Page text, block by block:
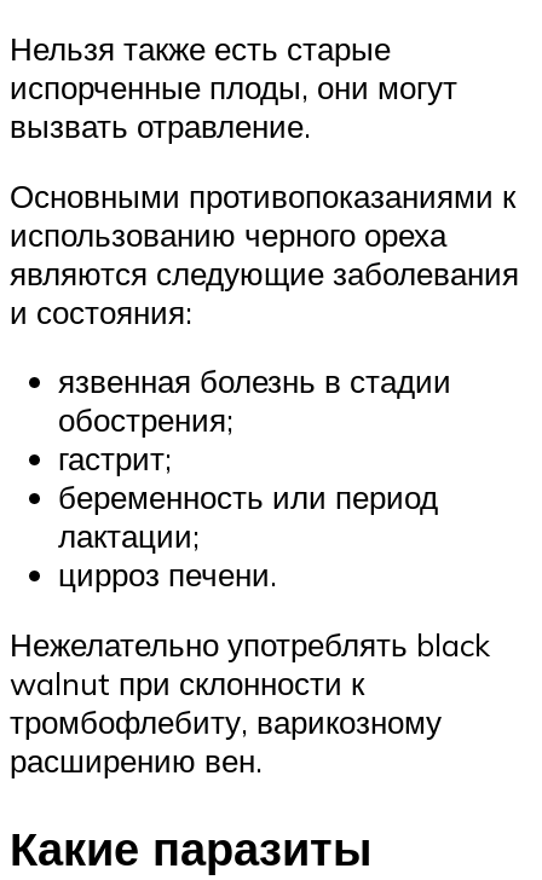
Нельзя также есть старые
испорченные плоды, они могут
вызвать отравление.
Основными противопоказаниями к
использованию черного ореха
являются следующие заболевания
и состояния:
язвенная болезнь в стадии
обострения;
гастрит;
беременность или период
лактации;
цирроз печени.
Нежелательно употреблять black
walnut при склонности к
тромбофлебиту, варикозному
расширению вен.
Какие паразиты